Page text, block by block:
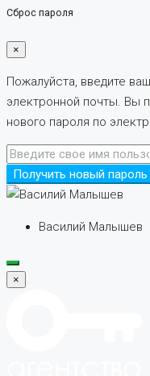
Сброс пароля
×
Пожалуйста, введите
электронной почты. Вы
нового пароля по
Получить новый пароль
Василий Малышев
×